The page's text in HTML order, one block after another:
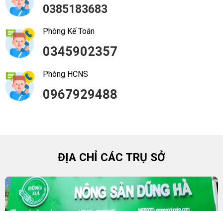
0385183683
Phòng Kế Toán
0345902357
Phòng HCNS
0967929488
ĐỊA CHỈ CÁC TRỤ SỞ